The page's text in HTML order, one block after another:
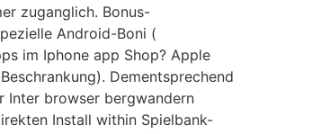
zuganglich. Bonus-
Android-Boni (
im Iphone app Shop? Apple
Dementsprechend
Inter browser bergwandern
Install within Spielbank-